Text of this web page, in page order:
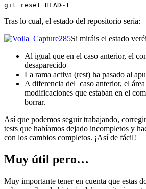
git reset HEAD~1
Tras lo cual, el estado del repositorio sería:
Si miráis el estado
Al igual que en el caso anterior, el
desaparecido
La rama activa (rest) ha pasado al
A diferencia del caso anterior, el
modificaciones que estaban en el
borrar.
Así que podemos seguir trabajando,
tests que habíamos dejado incompletos y
con los cambios completos. ¡Así de fácil!
Muy útil pero…
Muy importante tener en cuenta que estas